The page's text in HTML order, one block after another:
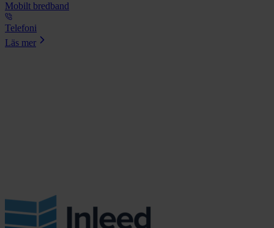
Mobilt bredband
Telefoni
Läs mer